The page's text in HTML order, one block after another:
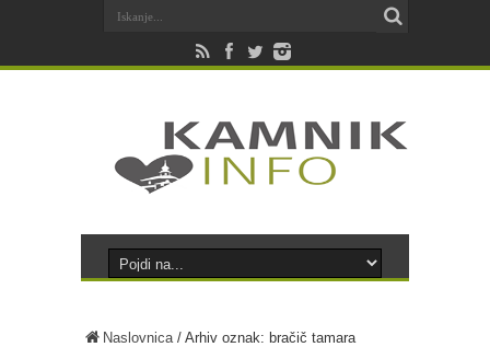
Naslovnica/ Arhiv oznak: bračič tamara